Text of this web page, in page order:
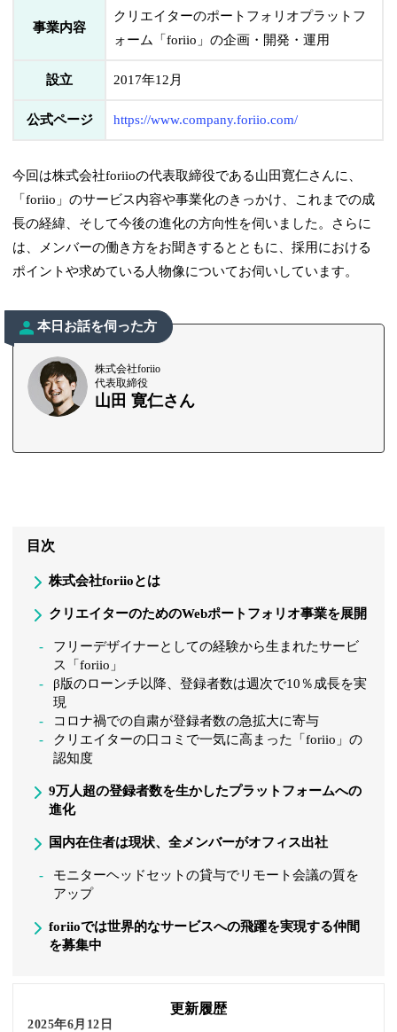
事業内容
クリエイターのポートフォリオプラットフ
ォーム「foriio」の企画・開発・運用
設立 2017年12月
公式ページ https://www.company.foriio.com/
今回は株式会社foriioの代表取締役である山田寛仁さんに、
「foriio」のサービス内容や事業化のきっかけ、これまでの成
長の経緯、そして今後の進化の方向性を伺いました。さらに
は、メンバーの働き方をお聞きするとともに、採用における
ポイントや求めている人物像についてお伺いしています。
本日お話を伺った方
株式会社foriio
代表取締役
山田 寛仁さん
目次
株式会社foriioとは
クリエイターのためのWebポートフォリオ事業を展開
フリーデザイナーとしての経験から生まれたサービ
ス「foriio」
β版のローンチ以降、登録者数は週次で10％成長を実
現
コロナ禍での自粛が登録者数の急拡大に寄与
クリエイターの口コミで一気に高まった「foriio」の
認知度
9万人超の登録者数を生かしたプラットフォームへの
進化
国内在住者は現状、全メンバーがオフィス出社
モニターヘッドセットの貸与でリモート会議の質を
アップ
foriioでは世界的なサービスへの飛躍を実現する仲間
を募集中
更新履歴
2025年6月12日